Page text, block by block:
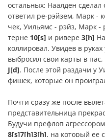
остальных: Наалден
ответил ре-рэйзем, Марк -
чек, Уильямс - рэйз, Марк -
терне 10[s] и ривере 3[h]
коллировал. Увидев в
выбросил свои карты в
J[d]. После этой раздачи у
фишек, которые он
Почти сразу же после
представительница
Будучи префлоп
8[s]7[h]3[h], на который ее